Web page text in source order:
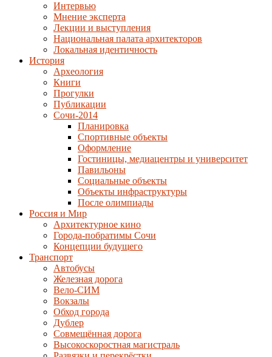
Интервью
Мнение эксперта
Лекции и выступления
Национальная палата архитекторов
Локальная идентичность
История
Археология
Книги
Прогулки
Публикации
Сочи-2014
Планировка
Спортивные объекты
Оформление
Гостиницы, медиацентры и университет
Павильоны
Социальные объекты
Объекты инфраструктуры
После олимпиады
Россия и Мир
Архитектурное кино
Города-побратимы Сочи
Концепции будущего
Транспорт
Автобусы
Железная дорога
Вело-СИМ
Вокзалы
Обход города
Дублер
Совмещённая дорога
Высокоскоростная магистраль